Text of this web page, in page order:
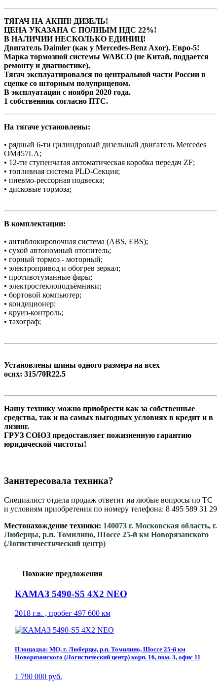
ТЯГАЧ НА АКПП! ДИЗЕЛЬ!
ЦЕНА УКАЗАНА С ПОЛНЫМ НДС 22%!
В НАЛИЧИИ НЕСКОЛЬКО ЕДИНИЦ!
Двигатель Daimler (как у Mercedes-Benz Axor). Евро-5!
Марка тормозной системы WABCO (не Китай, поддается
ремонту и диагностике).
Тягач эксплуатировался по центральной части России в
сцепке со шторным полуприцепом.
В эксплуатации с ноября 2020 года.
1 собственник согласно ПТС.
На тягаче установлены:
• рядный 6-ти цилиндровый дизельный двигатель Mercedes
OM457LA;
• 12-ти ступенчатая автоматическая коробка передач ZF;
• топливная система PLD-Секция;
• пневмо-рессорная подвеска;
• дисковые тормоза;
В комплектации:
• антиблокировочная система (АBS, ЕBS);
• сухой автономный отопитель;
• горный тормоз - моторный;
• электропривод и обогрев зеркал;
• противотуманные фары;
• электростеклоподъёмники;
• бортовой компьютер;
• кондиционер;
• круиз-контроль;
• тахограф;
Установлены шины одного размера на всех
осях: 315/70R22.5
Нашу технику можно приобрести как за собственные
средства, так и на самых выгодных условиях в кредит и в
лизинг.
ГРУЗ СОЮЗ предоставляет пожизненную гарантию
юридической чистоты!
Заинтересовала техника?
Специалист отдела продаж ответит на любые вопросы по ТС
и условиям приобретения по номеру телефона: 8 495 589 31 29
Местонахождение техники: 140073 г. Московская область, г.
Люберцы, р.п. Томилино, Шоссе 25-й км Новорязанского
(Логистичестический центр)
Похожие предложения
КАМАЗ 5490-S5 4Х2 NEO
2018 г.в. , пробег 497 600 км
Площадка: МО, г. Люберцы, р.п. Томилино, Шоссе 25-й км
Новорязанского (Логистический центр) корп. 16, пом. 3, офис 11
1 790 000 руб.